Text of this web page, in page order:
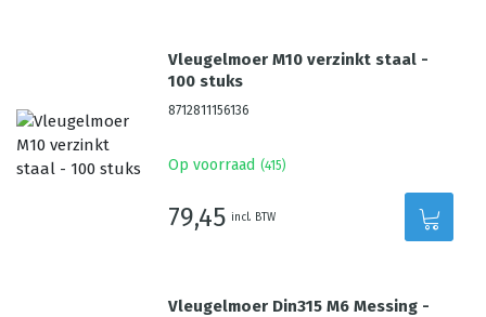
Vleugelmoer M10 verzinkt staal -
100 stuks
8712811156136
Op voorraad (415)
79,45 incl. BTW
Vleugelmoer Din315 M6 Messing -